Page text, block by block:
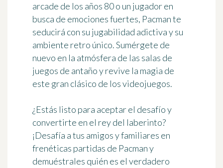
arcade de los años 80 o un jugador en
busca de emociones fuertes, Pacman te
seducirá con su jugabilidad adictiva y su
ambiente retro único. Sumérgete de
nuevo en la atmósfera de las salas de
juegos de antaño y revive la magia de
este gran clásico de los videojuegos.
¿Estás listo para aceptar el desafío y
convertirte en el rey del laberinto?
¡Desafía a tus amigos y familiares en
frenéticas partidas de Pacman y
demuéstrales quién es el verdadero